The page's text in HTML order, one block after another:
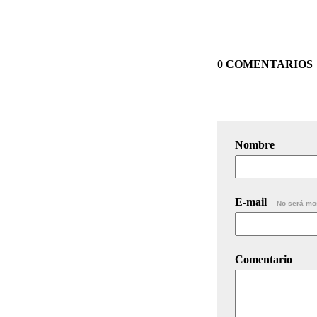
0 COMENTARIOS
Nombre
E-mail No será
Comentario